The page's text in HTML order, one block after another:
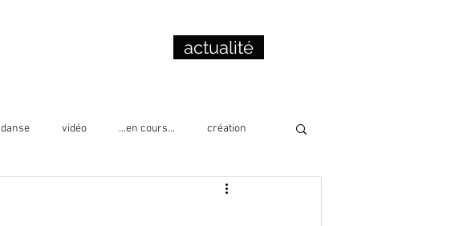
actualité
danse vidéo ...en cours... création
lecture